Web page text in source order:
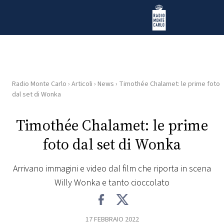
Radio Monte Carlo
HOME
RADIO
PLAYLIST
Radio Monte Carlo › Articoli › News › Timothée Chalamet: le prime foto
dal set di Wonka
Timothée Chalamet: le prime
foto dal set di Wonka
Arrivano immagini e video dal film che riporta in scena
Willy Wonka e tanto cioccolato
17 FEBBRAIO 2022